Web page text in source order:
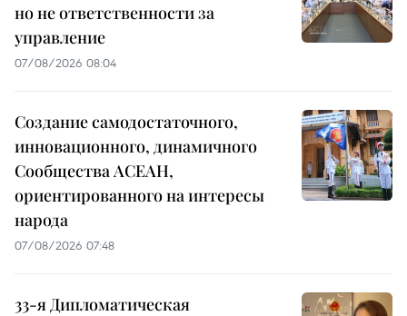
но не ответственности за
управление
07/08/2026 08:04
Создание самодостаточного,
инновационного, динамичного
Сообщества АСЕАН,
ориентированного на интересы
народа
07/08/2026 07:48
33-я Дипломатическая